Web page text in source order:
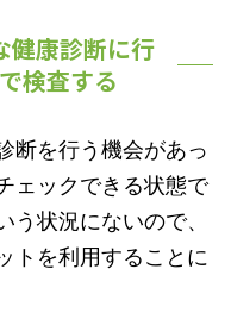
健康診断に行
検査する
断を行う機会があっ
ェックできる状態で
う状況にないので、
トを利用することに